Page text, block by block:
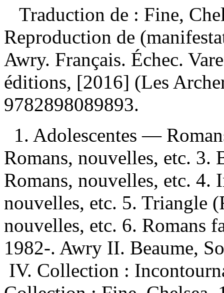
Traduction de : Fine,
Reproduction de
Awry. Français. Échec.
éditions, [2016] (Les
9782898089893.
1. Adolescentes —
Romans, nouvelles, etc.
Romans, nouvelles, etc.
nouvelles, etc. 5. Triangle
nouvelles, etc. 6. Romans
1982-. Awry II. Beaume,
IV. Collection :